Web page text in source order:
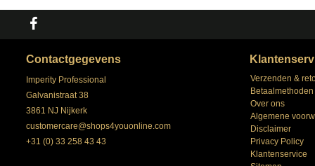
Contactgegevens
Imperity Professional
Galvanistraat 38
3861 NJ Nijkerk
customercare@shops4youonline.com
+31 (0) 33 258 43 43
Verzenden &
Betaalmethoden
Over ons
Algemene
Disclaimer
Privacy Policy
Klantenservice